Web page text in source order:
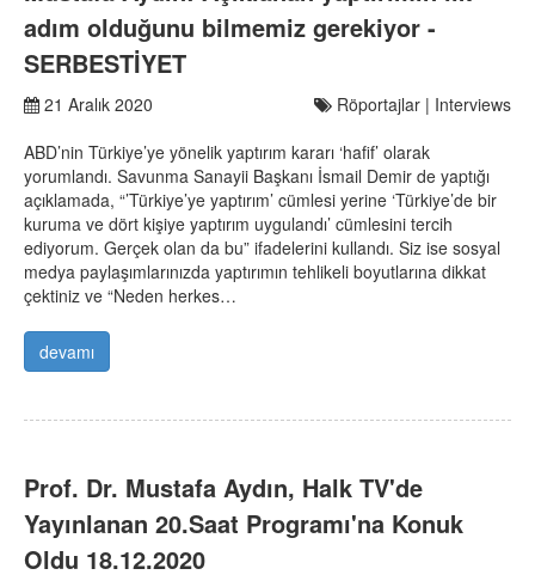
adım olduğunu bilmemiz gerekiyor -
SERBESTİYET
21 Aralık 2020
Röportajlar | Interviews
ABD’nin Türkiye’ye yönelik yaptırım kararı ‘hafif’ olarak
yorumlandı. Savunma Sanayii Başkanı İsmail Demir de yaptığı
açıklamada, “’Türkiye’ye yaptırım’ cümlesi yerine ‘Türkiye’de bir
kuruma ve dört kişiye yaptırım uygulandı’ cümlesini tercih
ediyorum. Gerçek olan da bu” ifadelerini kullandı. Siz ise sosyal
medya paylaşımlarınızda yaptırımın tehlikeli boyutlarına dikkat
çektiniz ve “Neden herkes…
devamı
Prof. Dr. Mustafa Aydın, Halk TV'de
Yayınlanan 20.Saat Programı'na Konuk
Oldu 18.12.2020